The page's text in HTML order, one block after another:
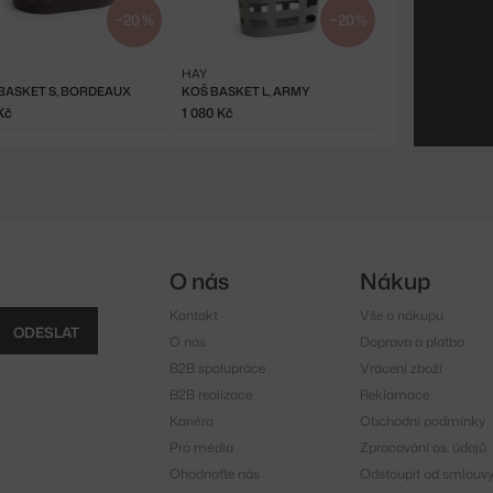
−20 %
S, BORDEAUX
−20 %
KOŠ BASKET L, ARMY
HAY
1 080 Kč
ODESLAT
O nás
Kontakt
O nás
B2B spolupráce
B2B realizace
Kariéra
Pro média
Ohodnoťte nás
Nákup
Vše o nákupu
Doprava a platba
Vrácení zboží
Reklamace
Obchodní podmínky
Zpracování os. údajů
Odstoupit od smlouvy